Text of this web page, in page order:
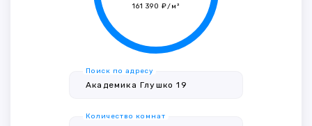
161 390 ₽/м²
Поиск по адресу
Количество комнат